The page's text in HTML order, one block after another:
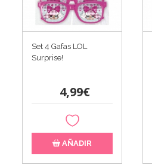
Set 4 Gafas LOL
Surprise!
4,99€
AÑADIR